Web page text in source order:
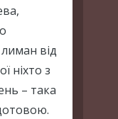
від
ніхто з
– така